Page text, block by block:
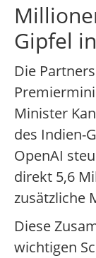
Gipfel
Die
Minister
des Indien-
OpenAI
direkt 5,6
zusätzliche
Diese
wichtigen